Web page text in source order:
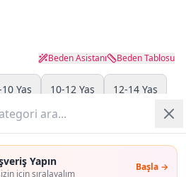
Yapın
için sıralayalım
Başla →
Beden Asistanı Beden Tablosu
Yaş 10-12 Yaş 12-14 Yaş
Sepete Ekle